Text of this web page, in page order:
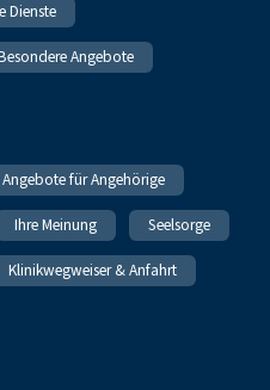
Dienste
Angebote
Angebote für Angehörige
Ihre Meinung Seelsorge
Klinikwegweiser & Anfahrt